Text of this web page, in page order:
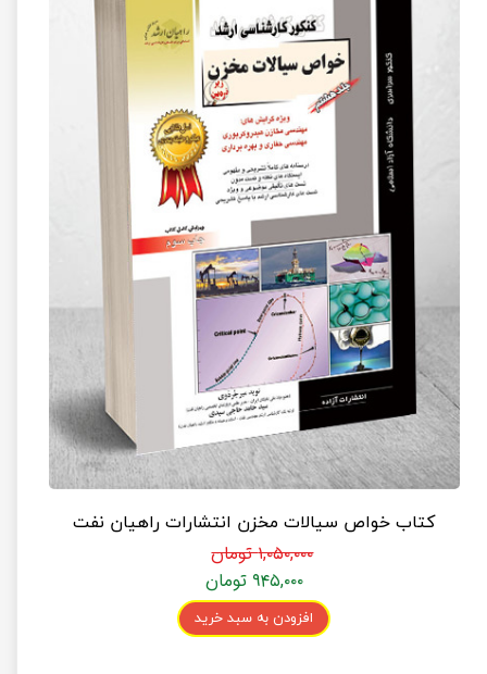
کتاب خواص سیالات مخزن انتشارات راهیان نفت
۱,۰۵۰,۰۰۰ تومان
۹۴۵,۰۰۰ تومان
افزودن به سبد خرید